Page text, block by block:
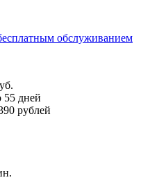
обслуживанием
55 дней
рублей